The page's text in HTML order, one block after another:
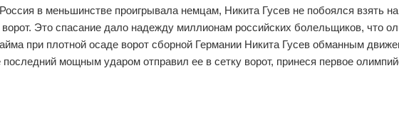
в меньшинстве проигрывала немцам, Никита Гусев не побоялся взять
Это спасание дало надежду миллионам российских болельщиков, что
при плотной осаде ворот сборной Германии Никита Гусев обманным
последний мощным ударом отправил ее в сетку ворот, принеся первое